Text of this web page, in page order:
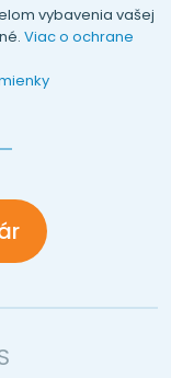
vybavenia vašej
Viac o ochrane